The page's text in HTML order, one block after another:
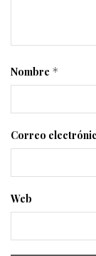
Nombre *
Correo
Web